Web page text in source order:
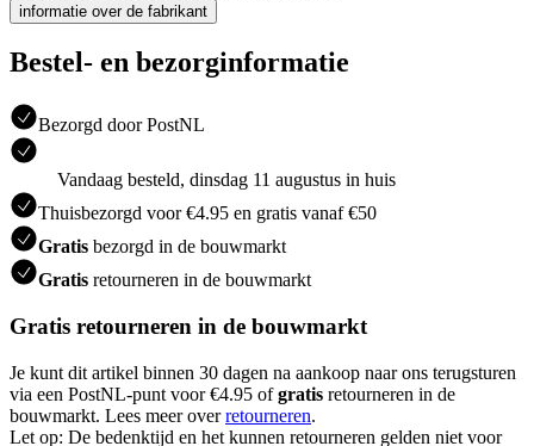
informatie over de fabrikant
Bestel- en bezorginformatie
Bezorgd door PostNL
Vandaag besteld, dinsdag 11 augustus in huis
Thuisbezorgd voor €4.95 en gratis vanaf €50
Gratis bezorgd in de bouwmarkt
Gratis retourneren in de bouwmarkt
Gratis retourneren in de bouwmarkt
Je kunt dit artikel binnen 30 dagen na aankoop naar ons terugsturen
via een PostNL-punt voor €4.95 ofgratis retourneren in de
bouwmarkt. Lees meer overretourneren.
Let op: De bedenktijd en het kunnen retourneren gelden niet voor